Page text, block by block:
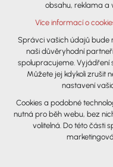
analytická pro
vyhodnocení
marketingová
Více informací o
Přijmout
obsahu, reklama a
Více informací o
Správci vašich údajů bude
naši důvěryhodní
spolupracujeme. Vyjádření
Můžete jej kdykoli zrušit
nastavení
Cookies a podobné
nutná pro běh webu, bez
volitelná. Do této části